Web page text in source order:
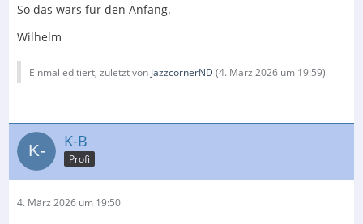
So das wars für den Anfang.
Wilhelm
Einmal editiert, zuletzt von JazzcornerND (4. März 2026 um 19:59)
K-B
Profi
4. März 2026 um 19:50